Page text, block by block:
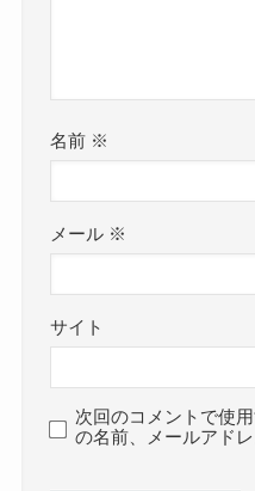
名前 ※
メール ※
サイト
次回のコメントで使
の名前、メールアド